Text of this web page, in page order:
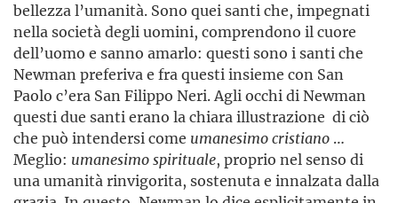
bellezza l’umanità. Sono quei santi che, impegnati
nella società degli uomini, comprendono il cuore
dell’uomo e sanno amarlo: questi sono i santi che
Newman preferiva e fra questi insieme con San
Paolo c’era San Filippo Neri. Agli occhi di Newman
questi due santi erano la chiara illustrazione di ciò
che può intendersi come umanesimo cristiano …
Meglio: umanesimo spirituale, proprio nel senso di
una umanità rinvigorita, sostenuta e innalzata dalla